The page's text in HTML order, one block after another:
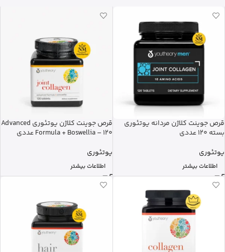
قرص جوینت کلاژن مردانه یوتئوری
بسته 120 عددی
یوتئوری
اطلاعات بیشتر
قرص جوینت کلاژن یوتئوری Advanced
Formula + Boswellia – 120 عددی
یوتئوری
اطلاعات بیشتر